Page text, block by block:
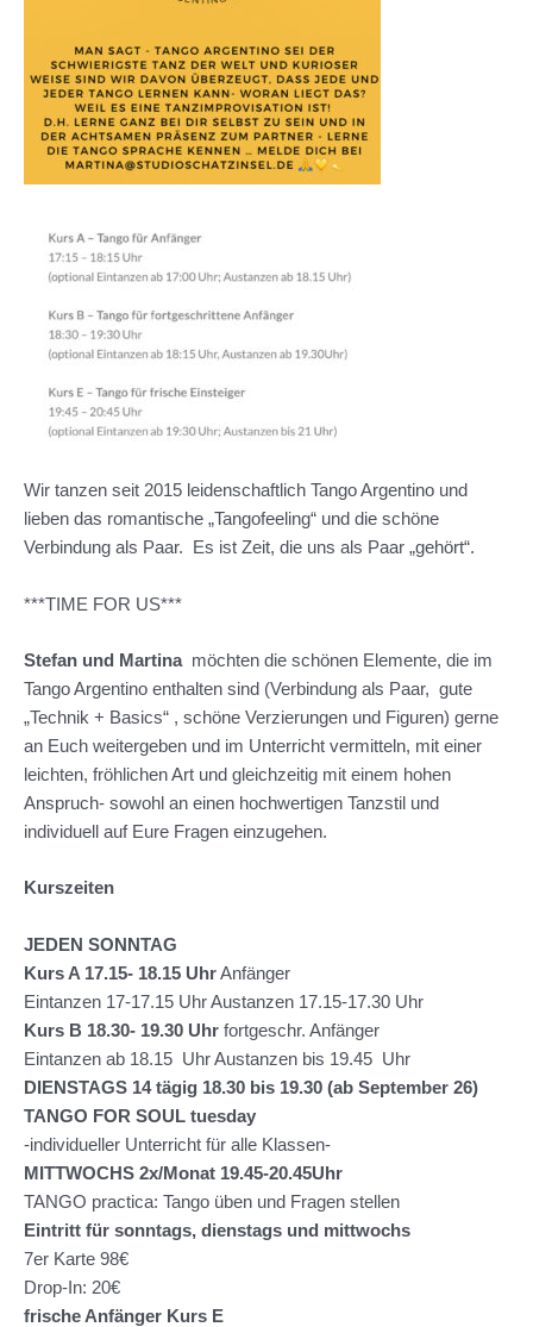
Wir tanzen seit 2015 leidenschaftlich Tango Argentino und
lieben das romantische „Tangofeeling“ und die schöne
Verbindung als Paar. Es ist Zeit, die uns als Paar „gehört“.
***TIME FOR US***
Stefan und Martina möchten die schönen Elemente, die im
Tango Argentino enthalten sind (Verbindung als Paar, gute
„Technik + Basics“ , schöne Verzierungen und Figuren) gerne
an Euch weitergeben und im Unterricht vermitteln, mit einer
leichten, fröhlichen Art und gleichzeitig mit einem hohen
Anspruch- sowohl an einen hochwertigen Tanzstil und
individuell auf Eure Fragen einzugehen.
Kurszeiten
JEDEN SONNTAG
Kurs A 17.15- 18.15 UhrAnfänger
Eintanzen 17-17.15 Uhr Austanzen 17.15-17.30 Uhr
Kurs B 18.30- 19.30 Uhr fortgeschr. Anfänger
Eintanzen ab 18.15 Uhr Austanzen bis 19.45 Uhr
DIENSTAGS 14 tägig 18.30 bis 19.30 (ab September 26)
TANGO FOR SOUL tuesday
-individueller Unterricht für alle Klassen-
MITTWOCHS 2x/Monat 19.45-20.45Uhr
TANGO practica: Tango üben und Fragen stellen
Eintritt für sonntags, dienstags und mittwochs
7er Karte 98€
Drop-In: 20€
frische Anfänger Kurs E